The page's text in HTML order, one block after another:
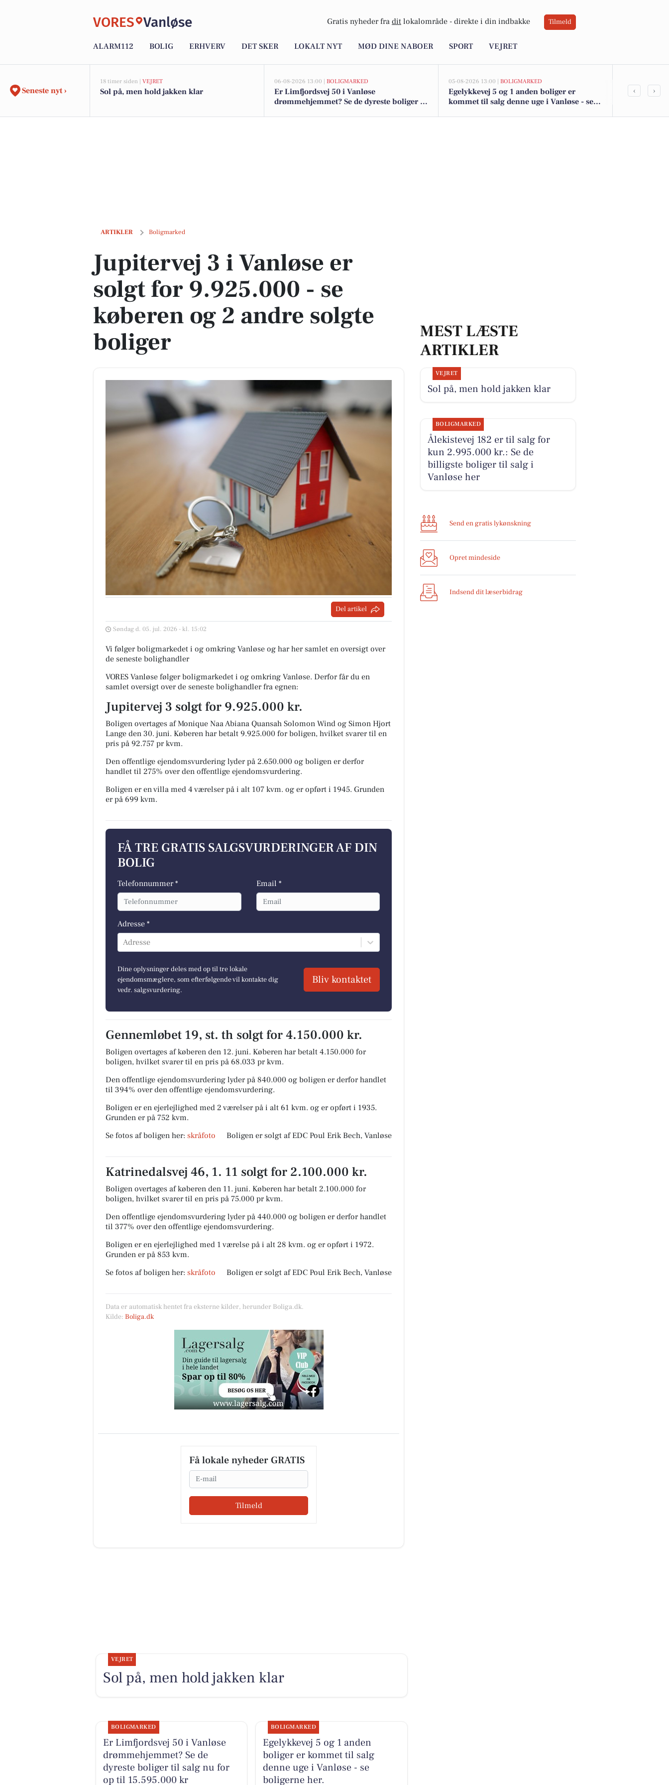
VORES Vanløse Gratis nyheder fra dit lokalområde - direkte i din indbakke Tilmeld
ALARM112 BOLIG ERHVERV DET SKER LOKALT NYT MØD DINE NABOER SPORT VEJRET
Seneste nyt ›
18 timer siden | VEJRET
Sol på, men hold jakken klar
06-08-2026 13:00 | BOLIGMARKED
Er Limfjordsvej 50 i Vanløse
drømmehjemmet? Se de dyreste boliger til
05-08-2026 13:00 | BOLIGMARKED
Egelykkevej 5 og 1 anden boliger er
kommet til salg denne uge i Vanløse - se
Top 6 over
‹ ›
ARTIKLER Boligmarked
Jupitervej 3 i Vanløse er solgt for 9.925.000 - se køberen og 2 andre solgte boliger
Jupitervej 3 i Vanløse er
solgt for 9.925.000 - se
køberen og 2 andre solgte
boliger
Del artikel
Søndag d. 05. jul. 2026 - kl. 15:02
Vi følger boligmarkedet i og omkring Vanløse og har her samlet en oversigt over
de seneste bolighandler
VORES Vanløse følger boligmarkedet i og omkring Vanløse. Derfor får du en
samlet oversigt over de seneste bolighandler fra egnen:
Jupitervej 3 solgt for 9.925.000 kr.
Boligen overtages af Monique Naa Abiana Quansah Solomon Wind og Simon Hjort
Lange den 30. juni. Køberen har betalt 9.925.000 for boligen, hvilket svarer til en
pris på 92.757 pr kvm.
Den offentlige ejendomsvurdering lyder på 2.650.000 og boligen er derfor
handlet til 275% over den offentlige ejendomsvurdering.
Boligen er en villa med 4 værelser på i alt 107 kvm. og er opført i 1945. Grunden
er på 699 kvm.
FÅ TRE GRATIS SALGSVURDERINGER AF DIN
BOLIG
Telefonnummer * Email *
Adresse *
Adresse
Dine oplysninger deles med op til tre lokale
ejendomsmæglere, som efterfølgende vil kontakte dig
vedr. salgsvurdering.
Bliv kontaktet
Gennemløbet 19, st. th solgt for 4.150.000 kr.
Boligen overtages af køberen den 12. juni. Køberen har betalt 4.150.000 for
boligen, hvilket svarer til en pris på 68.033 pr kvm.
Den offentlige ejendomsvurdering lyder på 840.000 og boligen er derfor handlet
til 394% over den offentlige ejendomsvurdering.
Boligen er en ejerlejlighed med 2 værelser på i alt 61 kvm. og er opført i 1935.
Grunden er på 752 kvm.
Se fotos af boligen her: skråfoto Boligen er solgt af EDC Poul Erik Bech, Vanløse
Katrinedalsvej 46, 1. 11 solgt for 2.100.000 kr.
Boligen overtages af køberen den 11. juni. Køberen har betalt 2.100.000 for
boligen, hvilket svarer til en pris på 75.000 pr kvm.
Den offentlige ejendomsvurdering lyder på 440.000 og boligen er derfor handlet
til 377% over den offentlige ejendomsvurdering.
Boligen er en ejerlejlighed med 1 værelse på i alt 28 kvm. og er opført i 1972.
Grunden er på 853 kvm.
Se fotos af boligen her: skråfoto Boligen er solgt af EDC Poul Erik Bech, Vanløse
Data er automatisk hentet fra eksterne kilder, herunder Boliga.dk.
Kilde: Boliga.dk
Få lokale nyheder GRATIS
Email
Tilmeld
MEST LÆSTE
ARTIKLER
VEJRET
Sol på, men hold jakken klar
BOLIGMARKED
Ålekistevej 182 er til salg for
kun 2.995.000 kr.: Se de
billigste boliger til salg i
Vanløse her
Send en gratis lykønskning
Opret mindeside
Indsend dit læserbidrag
VEJRET
Sol på, men hold jakken klar
BOLIGMARKED
Er Limfjordsvej 50 i Vanløse
drømmehjemmet? Se de
dyreste boliger til salg nu for
op til 15.595.000 kr
BOLIGMARKED
Egelykkevej 5 og 1 anden
boliger er kommet til salg
denne uge i Vanløse - se
boligerne her.